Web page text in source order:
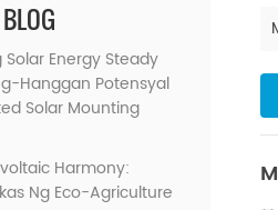
Solar Energy Steady
Hanggan Potensyal
Solar Mounting
Harmony:
Ng Eco-Agriculture